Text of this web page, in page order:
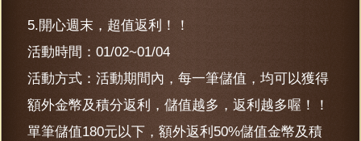
5.開心週末，超值返利！！
活動時間：01/02~01/04
活動方式：活動期間內，每一筆儲值，均可以獲得
額外金幣及積分返利，儲值越多，返利越多喔！！
單筆儲值180元以下，額外返利50%儲值金幣及積